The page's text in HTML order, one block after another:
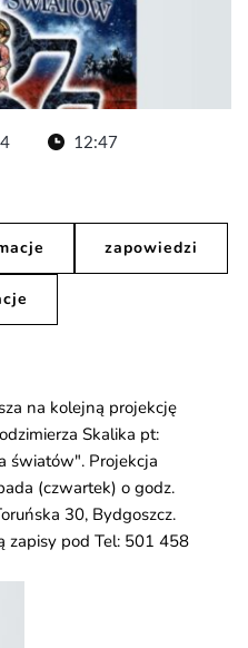
na kolejną projekcję
Skalika pt:
światów". Projekcja
(czwartek) o godz.
30, Bydgoszcz.
pod Tel: 501 458
12:47
zapowiedzi